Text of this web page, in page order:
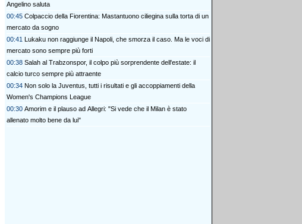
Angelino saluta
00:45 Colpaccio della Fiorentina: Mastantuono ciliegina sulla torta di un
mercato da sogno
00:41 Lukaku non raggiunge il Napoli, che smorza il caso. Ma le voci di
mercato sono sempre più forti
00:38 Salah al Trabzonspor, il colpo più sorprendente dell'estate: il
calcio turco sempre più attraente
00:34 Non solo la Juventus, tutti i risultati e gli accoppiamenti della
Women's Champions League
00:30 Amorim e il plauso ad Allegri: "Si vede che il Milan è stato
allenato molto bene da lui"